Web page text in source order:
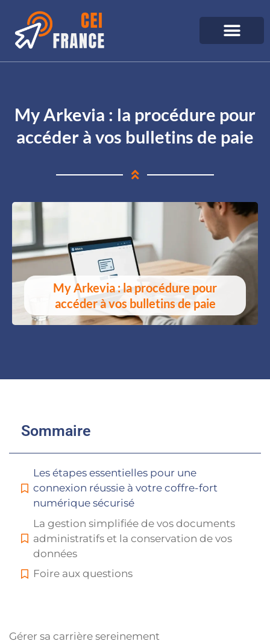
My Arkevia : la procédure pour
accéder à vos bulletins de paie
My Arkevia : la procédure pour
accéder à vos bulletins de paie
Sommaire
Les étapes essentielles pour une
connexion réussie à votre coffre-fort
numérique sécurisé
La gestion simplifiée de vos documents
administratifs et la conservation de vos
données
Foire aux questions
Gérer sa carrière sereinement